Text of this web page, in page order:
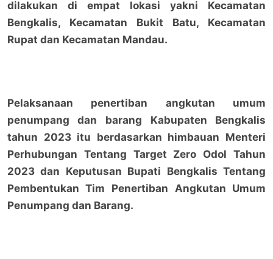
dilakukan di empat lokasi yakni Kecamatan
Bengkalis, Kecamatan Bukit Batu, Kecamatan
Rupat dan Kecamatan Mandau.
Pelaksanaan penertiban angkutan umum
penumpang dan barang Kabupaten Bengkalis
tahun 2023 itu berdasarkan himbauan Menteri
Perhubungan Tentang Target Zero Odol Tahun
2023 dan Keputusan Bupati Bengkalis Tentang
Pembentukan Tim Penertiban Angkutan Umum
Penumpang dan Barang.